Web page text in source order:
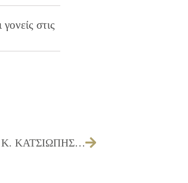
στις
112/2010 – Λήψη απόφασης για επιβολή προστίμου στην Κ. ΚΑΤΣΙΩΠΗΣ – Π. ΔΑΜΑΝΑΚΗΣ Ο.Ε., για παράνομη αφισσορύπανση, σύμφωνα με τα άρθρα 24 & 36 παρ. 7α, δ & παρ. 8 του Κανονισμού Καθαριότητας